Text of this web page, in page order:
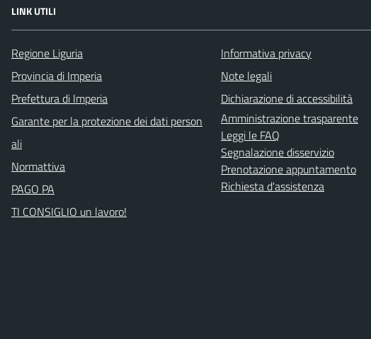
LINK UTILI
Regione Liguria
Provincia di Imperia
Prefettura di Imperia
Garante per la protezione dei dati person
ali
Normattiva
PAGO PA
TI CONSIGLIO un lavoro!
Informativa privacy
Note legali
Dichiarazione di accessibilità
Amministrazione trasparente
Leggi le FAQ
Segnalazione disservizio
Prenotazione appuntamento
Richiesta d'assistenza